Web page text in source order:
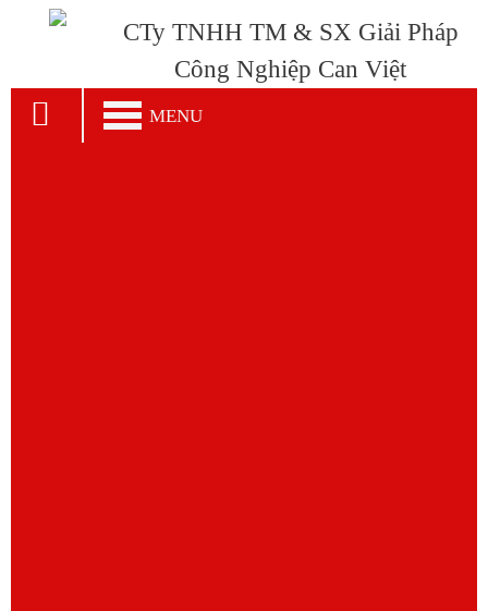
CTy TNHH TM & SX Giải Pháp
Công Nghiệp Can Việt
MENU